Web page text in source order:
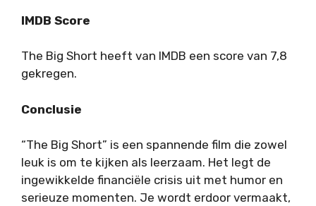
IMDB Score
The Big Short heeft van IMDB een score van 7,8
gekregen.
Conclusie
“The Big Short” is een spannende film die zowel
leuk is om te kijken als leerzaam. Het legt de
ingewikkelde financiële crisis uit met humor en
serieuze momenten. Je wordt erdoor vermaakt,